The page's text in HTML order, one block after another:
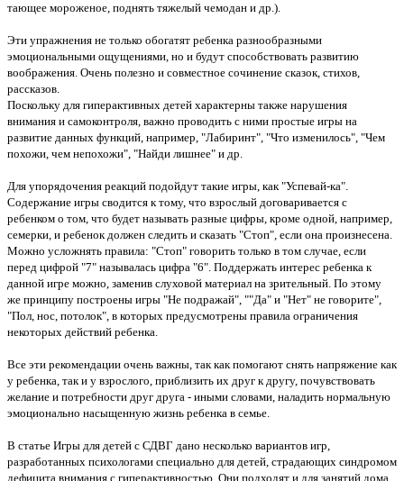
тающее мороженое, поднять тяжелый чемодан и др.).
Эти упражнения не только обогатят ребенка разнообразными
эмоциональными ощущениями, но и будут способствовать развитию
воображения. Очень полезно и совместное сочинение сказок, стихов,
рассказов.
Поскольку для гиперактивных детей характерны также нарушения
внимания и самоконтроля, важно проводить с ними простые игры на
развитие данных функций, например, "Лабиринт", "Что изменилось", "Чем
похожи, чем непохожи", "Найди лишнее" и др.
Для упорядочения реакций подойдут такие игры, как "Успевай-ка".
Содержание игры сводится к тому, что взрослый договаривается с
ребенком о том, что будет называть разные цифры, кроме одной, например,
семерки, и ребенок должен следить и сказать "Стоп", если она произнесена.
Можно усложнять правила: "Стоп" говорить только в том случае, если
перед цифрой "7" называлась цифра "6". Поддержать интерес ребенка к
данной игре можно, заменив слуховой материал на зрительный. По этому
же принципу построены игры "Не подражай", ""Да" и "Нет" не говорите",
"Пол, нос, потолок", в которых предусмотрены правила ограничения
некоторых действий ребенка.
Все эти рекомендации очень важны, так как помогают снять напряжение как
у ребенка, так и у взрослого, приблизить их друг к другу, почувствовать
желание и потребности друг друга - иными словами, наладить нормальную
эмоционально насыщенную жизнь ребенка в семье.
В статье Игры для детей с СДВГ дано несколько вариантов игр,
разработанных психологами специально для детей, страдающих синдромом
дефицита внимания с гиперактивностью. Они подходят и для занятий дома,